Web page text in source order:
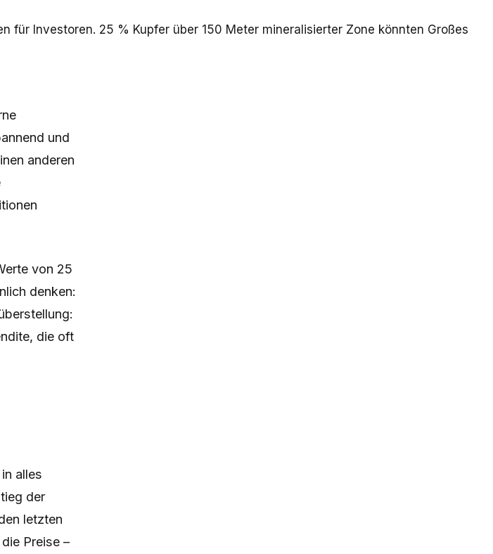
für Investoren. 25 % Kupfer über 150 Meter mineralisierter Zone könnten Großes
und
anderen
von 25
denken:
die oft
alles
der
letzten
Preise –